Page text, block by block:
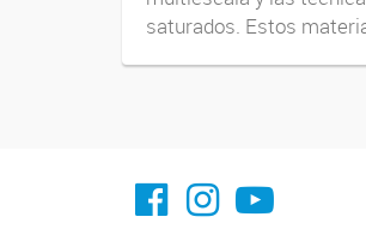
saturados. Estos
facebook imit.conicet
imit.conicet
Youtube